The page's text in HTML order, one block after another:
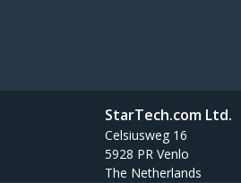
StarTech.com Ltd.
Celsiusweg 16
5928 PR Venlo
The Netherlands